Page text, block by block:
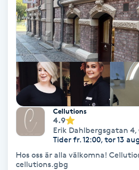
Tatuering
Tatueringsborttagning
Terapi
Thaimassage
Toning
Torr hårbotten
Cellutions
4.9
Erik Dahlbergsgatan 4,
Tider fr. 12:00, tor 13
Hos oss är alla välkomna!
cellutions.gbg